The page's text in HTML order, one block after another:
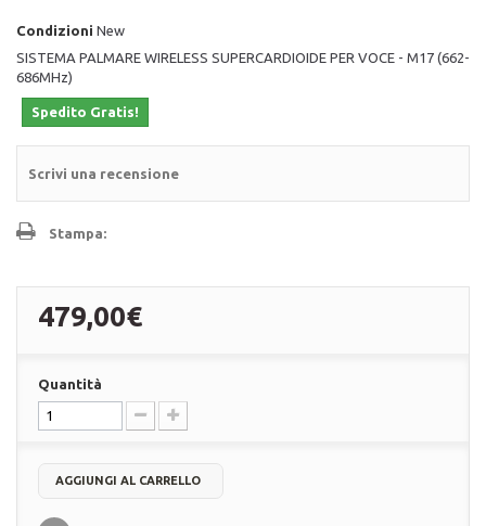
Condizioni New
SISTEMA PALMARE WIRELESS SUPERCARDIOIDE PER VOCE - M17 (662-
686MHz)
Spedito Gratis!
Scrivi una recensione
Stampa:
479,00€
Quantità
AGGIUNGI AL CARRELLO